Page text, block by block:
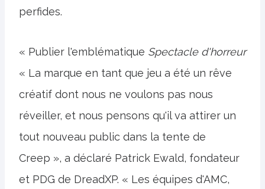
perfides.
« Publier l'emblématique Spectacle d'horreur
« La marque en tant que jeu a été un rêve
créatif dont nous ne voulons pas nous
réveiller, et nous pensons qu'il va attirer un
tout nouveau public dans la tente de
Creep », a déclaré Patrick Ewald, fondateur
et PDG de DreadXP. « Les équipes d'AMC,